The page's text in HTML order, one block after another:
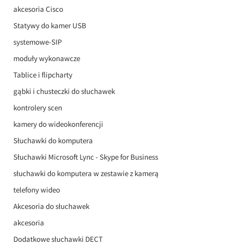
akcesoria Cisco
Statywy do kamer USB
systemowe-SIP
moduły wykonawcze
Tablice i flipcharty
gąbki i chusteczki do słuchawek
kontrolery scen
kamery do wideokonferencji
Słuchawki do komputera
Słuchawki Microsoft Lync - Skype for Business
słuchawki do komputera w zestawie z kamerą
telefony wideo
Akcesoria do słuchawek
akcesoria
Dodatkowe słuchawki DECT